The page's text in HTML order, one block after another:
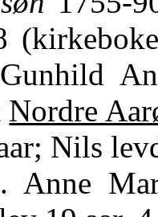
Nordre
Nils
Anne